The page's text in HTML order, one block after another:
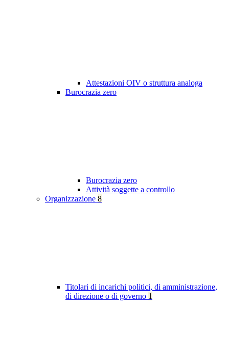
Attestazioni OIV o struttura analoga
Burocrazia zero
Burocrazia zero
Attività soggette a controllo
Organizzazione 8
Titolari di incarichi politici, di amministrazione,
di direzione o di governo 1